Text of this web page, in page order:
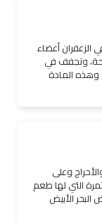
الزعفران أعضاء
وتجفف في
وهذه المادة
وعلى
التي لها طعم
الأبيض